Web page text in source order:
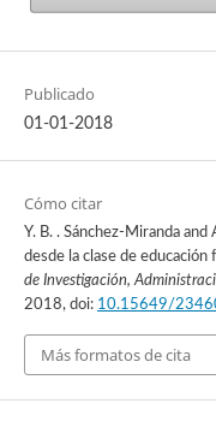
Publicado
01-01-2018
Cómo citar
Y. B. . Sánchez-Miranda
desde la clase de
de Investigación,
2018, doi: 10.15649/
Más formatos de cita